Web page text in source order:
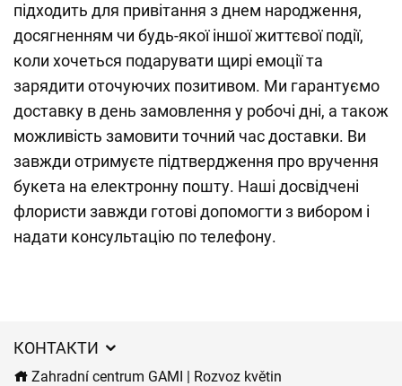
підходить для привітання з днем народження,
досягненням чи будь-якої іншої життєвої події,
коли хочеться подарувати щирі емоції та
зарядити оточуючих позитивом. Ми гарантуємо
доставку в день замовлення у робочі дні, а також
можливість замовити точний час доставки. Ви
завжди отримуєте підтвердження про вручення
букета на електронну пошту. Наші досвідчені
флористи завжди готові допомогти з вибором і
надати консультацію по телефону.
КОНТАКТИ
Zahradní centrum GAMI | Rozvoz květin